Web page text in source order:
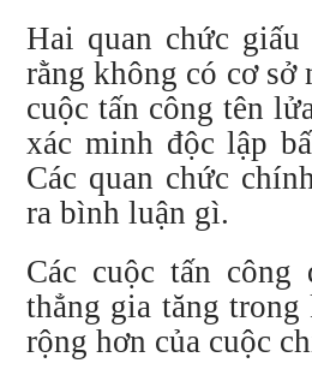
Hai quan chức
rằng không có cơ
cuộc tấn công tên
xác minh độc lập
Các quan chức
ra bình luận gì.
Các cuộc tấn
thẳng gia tăng
rộng hơn của cuộc